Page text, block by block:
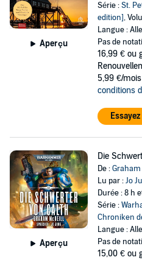
Aperçu
Série :St.
edition],
Langue :
Pas de
16,99 € ou
5,99 €/
conditions
Aperçu
Die
De :
Lu par :Jo
Durée : 8 h
Série :
Chroniken
Langue :
Pas de
15,00 € ou